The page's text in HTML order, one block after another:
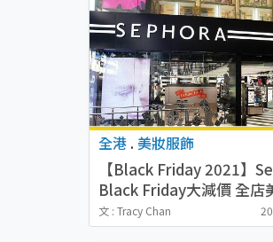
全港 . 美妝服飾
【Black Friday 2021】
Black Friday大減價 全店
品低至75折
文 : Tracy Chan